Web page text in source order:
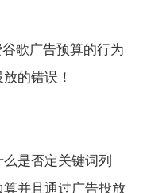
歌广告预算的行为
的错误！
是否定关键词列
并且通过广告投放